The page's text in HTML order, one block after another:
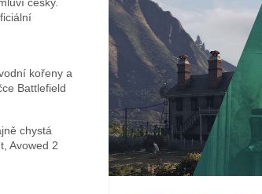
kořeny a
Battlefield
chystá
Avowed 2